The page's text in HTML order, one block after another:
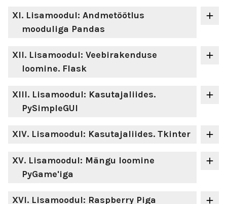
XI. Lisamoodul: Andmetöötlus
mooduliga Pandas
XII. Lisamoodul: Veebirakenduse
loomine. Flask
XIII. Lisamoodul: Kasutajaliides.
PySimpleGUI
XIV. Lisamoodul: Kasutajaliides. Tkinter
XV. Lisamoodul: Mängu loomine
PyGame'iga
XVI. Lisamoodul: Raspberry Piga